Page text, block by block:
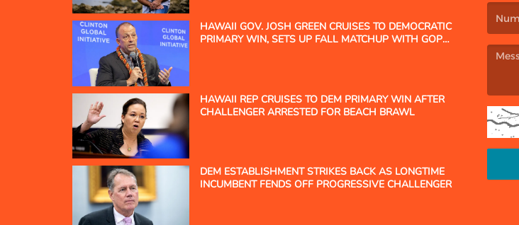
HAWAII GOV. JOSH GREEN CRUISES TO DEMOCRATIC
PRIMARY WIN, SETS UP FALL MATCHUP WITH GOP
HAWAII REP CRUISES TO DEM PRIMARY WIN AFTER
CHALLENGER ARRESTED FOR BEACH BRAWL
DEM ESTABLISHMENT STRIKES BACK AS LONGTIME
INCUMBENT FENDS OFF PROGRESSIVE CHALLENGER